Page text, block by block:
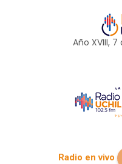
Año XVIII, 7
Radio en vivo